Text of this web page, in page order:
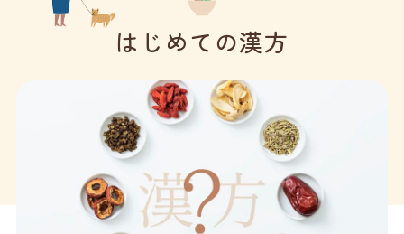
はじめての漢方